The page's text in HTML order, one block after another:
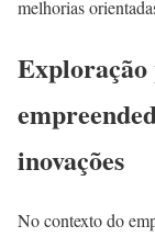
melhorias
Exploração
inovações
No contexto do